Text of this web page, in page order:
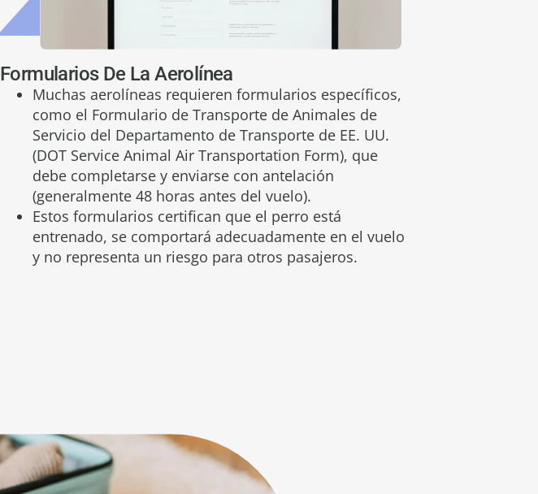
Formularios De La Aerolínea
Muchas aerolíneas requieren formularios específicos,
como el Formulario de Transporte de Animales de
Servicio del Departamento de Transporte de EE. UU.
(DOT Service Animal Air Transportation Form), que
debe completarse y enviarse con antelación
(generalmente 48 horas antes del vuelo).
Estos formularios certifican que el perro está
entrenado, se comportará adecuadamente en el vuelo
y no representa un riesgo para otros pasajeros.